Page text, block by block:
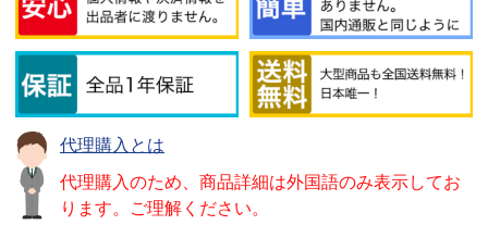
代理購入とは
代理購入のため、商品詳細は外国語のみ表示してお
ります。ご理解ください。